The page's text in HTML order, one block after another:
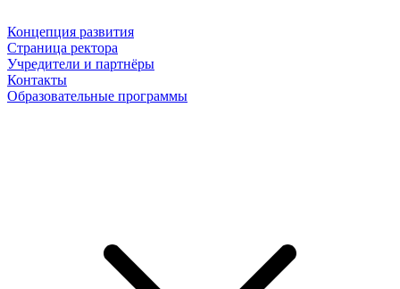
Концепция развития
Страница ректора
Учредители и партнёры
Контакты
Образовательные программы